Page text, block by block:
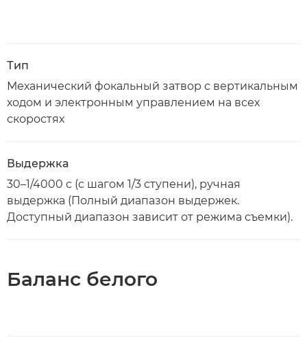
Тип
Механический фокальный затвор с вертикальным
ходом и электронным управлением на всех
скоростях
Выдержка
30–1/4000 с (с шагом 1/3 ступени), ручная
выдержка (Полный диапазон выдержек.
Доступный диапазон зависит от режима съемки).
Баланс белого